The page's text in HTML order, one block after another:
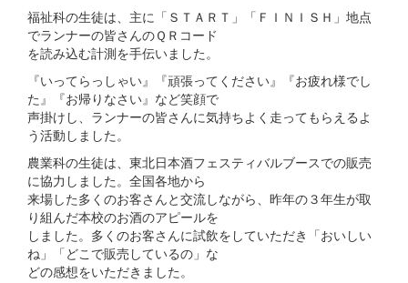
福祉科の生徒は、主に「ＳＴＡＲＴ」「ＦＩＮＩＳＨ」地点
でランナーの皆さんのＱＲコード
を読み込む計測を手伝いました。
『いってらっしゃい』『頑張ってください』『お疲れ様でし
た』『お帰りなさい』など笑顔で
声掛けし、ランナーの皆さんに気持ちよく走ってもらえるよ
う活動しました。
農業科の生徒は、東北日本酒フェスティバルブースでの販売
に協力しました。全国各地から
来場した多くのお客さんと交流しながら、昨年の３年生が取
り組んだ本校のお酒のアピールを
しました。多くのお客さんに試飲をしていただき「おいしい
ね」「どこで販売しているの」な
どの感想をいただきました。